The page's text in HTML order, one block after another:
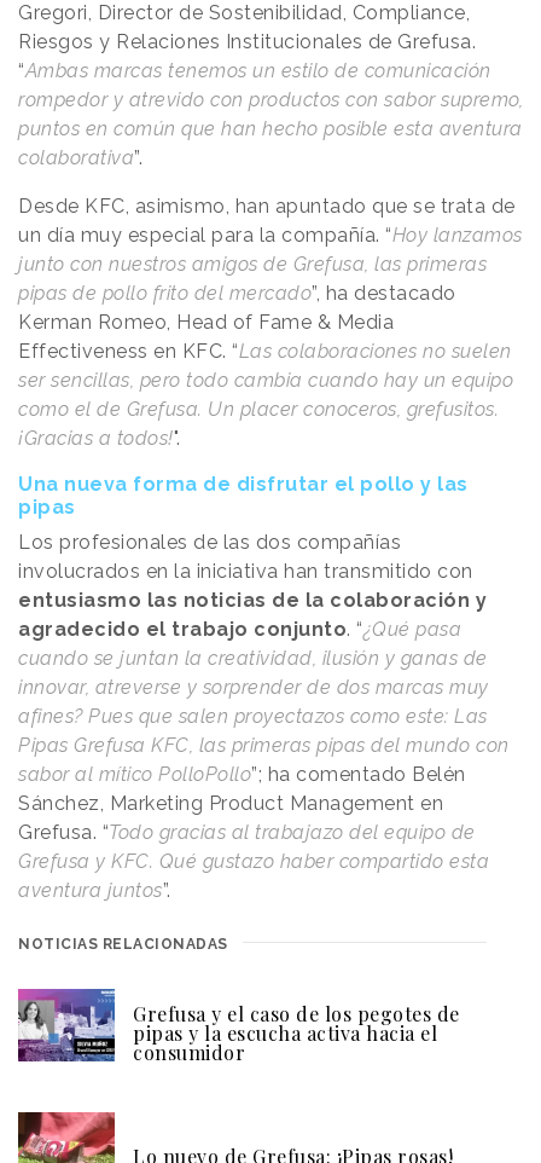
Gregori, Director de Sostenibilidad, Compliance,
Riesgos y Relaciones Institucionales de Grefusa.
“Ambas marcas tenemos un estilo de comunicación
rompedor y atrevido con productos con sabor supremo,
puntos en común que han hecho posible esta aventura
colaborativa”.
Desde KFC, asimismo, han apuntado que se trata de
un día muy especial para la compañía. “Hoy lanzamos
junto con nuestros amigos de Grefusa, las primeras
pipas de pollo frito del mercado”, ha destacado
Kerman Romeo, Head of Fame & Media
Effectiveness en KFC. “Las colaboraciones no suelen
ser sencillas, pero todo cambia cuando hay un equipo
como el de Grefusa. Un placer conoceros, grefusitos.
¡Gracias a todos!".
Una nueva forma de disfrutar el pollo y las
pipas
Los profesionales de las dos compañías
involucrados en la iniciativa han transmitido con
entusiasmo las noticias de la colaboración y
agradecido el trabajo conjunto. “¿Qué pasa
cuando se juntan la creatividad, ilusión y ganas de
innovar, atreverse y sorprender de dos marcas muy
afines? Pues que salen proyectazos como este: Las
Pipas Grefusa KFC, las primeras pipas del mundo con
sabor al mítico PolloPollo”; ha comentado Belén
Sánchez, Marketing Product Management en
Grefusa. “Todo gracias al trabajazo del equipo de
Grefusa y KFC. Qué gustazo haber compartido esta
aventura juntos”.
NOTICIAS RELACIONADAS
Grefusa y el caso de los pegotes de
pipas y la escucha activa hacia el
consumidor
Lo nuevo de Grefusa: ¡Pipas rosas!